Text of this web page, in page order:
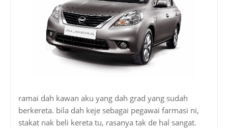
ramai dah kawan aku yang dah grad yang sudah
berkereta. bila dah keje sebagai pegawai farmasi ni,
stakat nak beli kereta tu, rasanya tak de hal sangat.